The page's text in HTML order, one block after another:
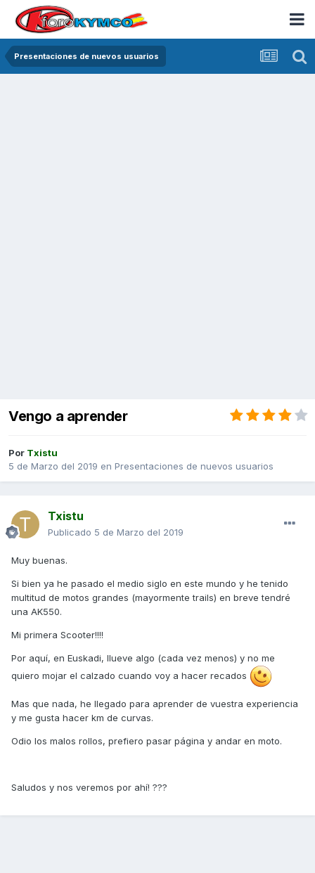
Presentaciones de nuevos usuarios
Vengo a aprender
Por Txistu
5 de Marzo del 2019 en Presentaciones de nuevos usuarios
Txistu
Publicado 5 de Marzo del 2019
Muy buenas.
Si bien ya he pasado el medio siglo en este mundo y he tenido
multitud de motos grandes (mayormente trails) en breve tendré
una AK550.
Mi primera Scooter!!!!
Por aquí, en Euskadi, llueve algo (cada vez menos) y no me
quiero mojar el calzado cuando voy a hacer recados
Mas que nada, he llegado para aprender de vuestra experiencia
y me gusta hacer km de curvas.
Odio los malos rollos, prefiero pasar página y andar en moto.
Saludos y nos veremos por ahí! ???